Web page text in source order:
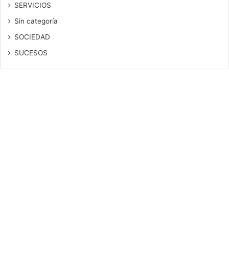
SERVICIOS
Sin categoría
SOCIEDAD
SUCESOS